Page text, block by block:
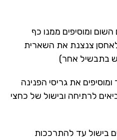
ומוסיפים ממנו כף
צנצנת את השארית
בתבשיל אחר)
את גריסי הפנינה
לרתיחה ובישול של כחצי
בישול עד להתרככות